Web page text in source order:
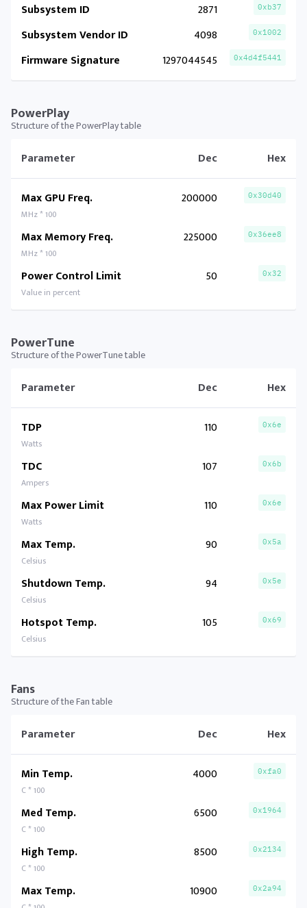
Subsystem ID 2871 0xb37
Subsystem Vendor ID 4098 0x1002
Firmware Signature 1297044545 0x4d4f5441
PowerPlay
Structure of the PowerPlay table
Parameter Dec Hex
Max GPU Freq.
MHz * 100
200000 0x30d40
Max Memory Freq.
MHz * 100
225000 0x36ee8
Power Control Limit
Value in percent
50 0x32
PowerTune
Structure of the PowerTune table
Parameter Dec Hex
TDP
Watts
110 0x6e
TDC
Ampers
107 0x6b
Max Power Limit
Watts
110 0x6e
Max Temp.
Celsius
90 0x5a
Shutdown Temp.
Celsius
94 0x5e
Hotspot Temp.
Celsius
105 0x69
Fans
Structure of the Fan table
Parameter Dec Hex
Min Temp.
C * 100
4000 0xfa0
Med Temp.
C * 100
6500 0x1964
High Temp.
C * 100
8500 0x2134
Max Temp. 10900 0x2a94